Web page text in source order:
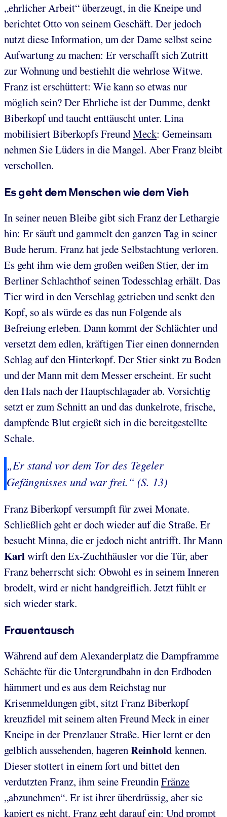
„ehrlicher Arbeit“ überzeugt, in die Kneipe und
berichtet Otto von seinem Geschäft. Der jedoch
nutzt diese Information, um der Dame selbst seine
Aufwartung zu machen: Er verschafft sich Zutritt
zur Wohnung und bestiehlt die wehrlose Witwe.
Franz ist erschüttert: Wie kann so etwas nur
möglich sein? Der Ehrliche ist der Dumme, denkt
Biberkopf und taucht enttäuscht unter. Lina
mobilisiert Biberkopfs FreundMeck: Gemeinsam
nehmen Sie Lüders in die Mangel. Aber Franz bleibt
verschollen.
Es geht dem Menschen wie dem Vieh
In seiner neuen Bleibe gibt sich Franz der Lethargie
hin: Er säuft und gammelt den ganzen Tag in seiner
Bude herum. Franz hat jede Selbstachtung verloren.
Es geht ihm wie dem großen weißen Stier, der im
Berliner Schlachthof seinen Todesschlag erhält. Das
Tier wird in den Verschlag getrieben und senkt den
Kopf, so als würde es das nun Folgende als
Befreiung erleben. Dann kommt der Schlächter und
versetzt dem edlen, kräftigen Tier einen donnernden
Schlag auf den Hinterkopf. Der Stier sinkt zu Boden
und der Mann mit dem Messer erscheint. Er sucht
den Hals nach der Hauptschlagader ab. Vorsichtig
setzt er zum Schnitt an und das dunkelrote, frische,
dampfende Blut ergießt sich in die bereitgestellte
Schale.
„Er stand vor dem Tor des Tegeler
Gefängnisses und war frei.“ (S. 13)
Franz Biberkopf versumpft für zwei Monate.
Schließlich geht er doch wieder auf die Straße. Er
besucht Minna, die er jedoch nicht antrifft. Ihr Mann
Karlwirft den Ex-Zuchthäusler vor die Tür, aber
Franz beherrscht sich: Obwohl es in seinem Inneren
brodelt, wird er nicht handgreiflich. Jetzt fühlt er
sich wieder stark.
Frauentausch
Während auf dem Alexanderplatz die Dampframme
Schächte für die Untergrundbahn in den Erdboden
hämmert und es aus dem Reichstag nur
Krisenmeldungen gibt, sitzt Franz Biberkopf
kreuzfidel mit seinem alten Freund Meck in einer
Kneipe in der Prenzlauer Straße. Hier lernt er den
gelblich aussehenden, hageren Reinhold kennen.
Dieser stottert in einem fort und bittet den
verdutzten Franz, ihm seine Freundin Fränze
„abzunehmen“. Er ist ihrer überdrüssig, aber sie
kapiert es nicht. Franz geht darauf ein: Und prompt